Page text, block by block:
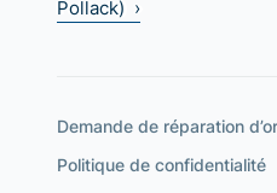
Pollack) ›
Demande de réparation
Politique de confidentialité